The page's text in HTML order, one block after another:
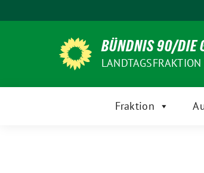
zum
BÜNDNIS 90/DIE
Fraktion